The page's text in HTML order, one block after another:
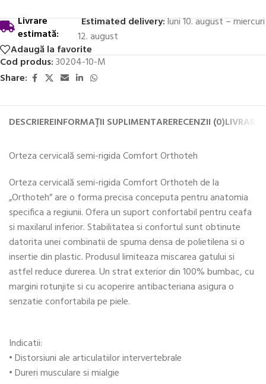
Livrare
estimată:
Estimated delivery:luni 10. august – miercuri
12. august
Adaugă la favorite
Cod produs:30204-10-M
Share:
DESCRIEREINFORMAȚII SUPLIMENTARERECENZII (0)LIVRARE
Orteza cervicală semi-rigida Comfort Orthoteh
Orteza cervicală semi-rigida Comfort Orthoteh de la
„Orthoteh” are o forma precisa conceputa pentru anatomia
specifica a regiunii. Ofera un suport confortabil pentru ceafa
si maxilarul inferior. Stabilitatea si confortul sunt obtinute
datorita unei combinatii de spuma densa de polietilena si o
insertie din plastic. Produsul limiteaza miscarea gatului si
astfel reduce durerea. Un strat exterior din 100% bumbac, cu
margini rotunjite si cu acoperire antibacteriana asigura o
senzatie confortabila pe piele.
Indicatii:
• Distorsiuni ale articulatiilor intervertebrale
• Dureri musculare si mialgie